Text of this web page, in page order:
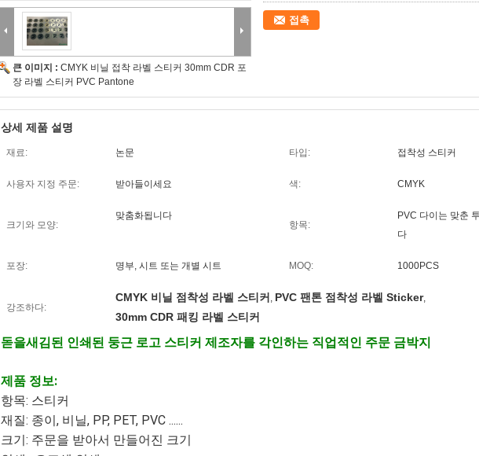
큰 이미지 : CMYK 비닐 접착 라벨 스티커 30mm CDR 포
장 라벨 스티커 PVC Pantone
접촉
상세 제품 설명
재료: 논문 타입: 접착성 스티커
사용자 지정 주문: 받아들이세요 색: CMYK
크기와 모양:
맞춤화됩니다
항목:
PVC 다이는 맞춘
다
포장: 명부, 시트 또는 개별 시트 MOQ: 1000PCS
강조하다:
CMYK 비닐 점착성 라벨 스티커 , PVC 팬톤 점착성 라벨 Sticker,
30mm CDR 패킹 라벨 스티커
돋을새김된 인쇄된 둥근 로고 스티커 제조자를 각인하는 직업적인 주문 금박지
제품 정보:
항목: 스티커
재질: 종이, 비닐, PP, PET, PVC ......
크기: 주문을 받아서 만들어진 크기